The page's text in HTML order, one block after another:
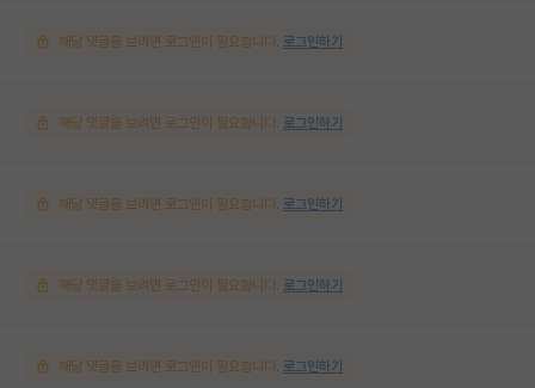
해당 댓글을 보려면 로그인이 필요합니다. 로그인하기
해당 댓글을 보려면 로그인이 필요합니다. 로그인하기
해당 댓글을 보려면 로그인이 필요합니다. 로그인하기
해당 댓글을 보려면 로그인이 필요합니다. 로그인하기
해당 댓글을 보려면 로그인이 필요합니다. 로그인하기